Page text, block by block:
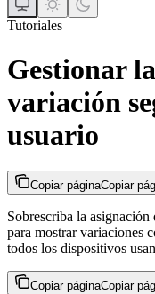
Tutoriales
Gestionar
variación
usuario
Copiar páginaCopiar
Sobrescriba la
para mostrar variaciones
todos los dispositivos
Copiar páginaCopiar